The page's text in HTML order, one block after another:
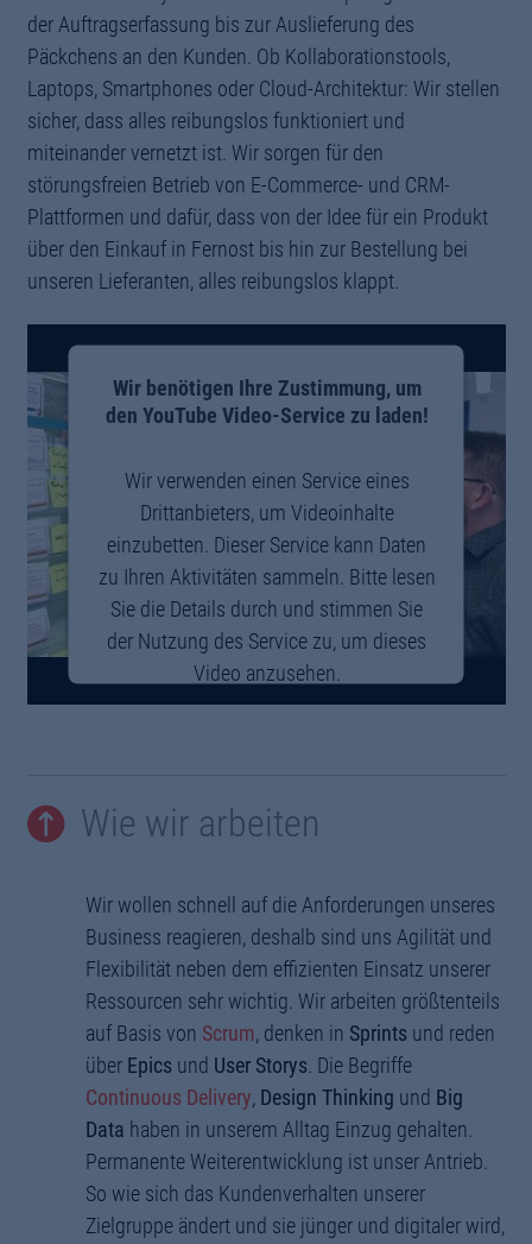
der Auftragserfassung bis zur Auslieferung des
Päckchens an den Kunden. Ob Kollaborationstools,
Laptops, Smartphones oder Cloud-Architektur: Wir stellen
sicher, dass alles reibungslos funktioniert und
miteinander vernetzt ist. Wir sorgen für den
störungsfreien Betrieb von E-Commerce- und CRM-
Plattformen und dafür, dass von der Idee für ein Produkt
über den Einkauf in Fernost bis hin zur Bestellung bei
unseren Lieferanten, alles reibungslos klappt.
Wir benötigen Ihre Zustimmung, um
den YouTube Video-Service zu laden!
Wir verwenden einen Service eines
Drittanbieters, um Videoinhalte
einzubetten. Dieser Service kann Daten
zu Ihren Aktivitäten sammeln. Bitte lesen
Sie die Details durch und stimmen Sie
der Nutzung des Service zu, um dieses
Video anzusehen.
powered by Usercentrics Consent
Wie wir arbeiten
Wir wollen schnell auf die Anforderungen unseres
Business reagieren, deshalb sind uns Agilität und
Flexibilität neben dem effizienten Einsatz unserer
Ressourcen sehr wichtig. Wir arbeiten größtenteils
auf Basis von Scrum, denken in Sprints und reden
über Epics und User Storys . Die Begriffe
Continuous Delivery, Design Thinking und Big
Data haben in unserem Alltag Einzug gehalten.
Permanente Weiterentwicklung ist unser Antrieb.
So wie sich das Kundenverhalten unserer
Zielgruppe ändert und sie jünger und digitaler wird,